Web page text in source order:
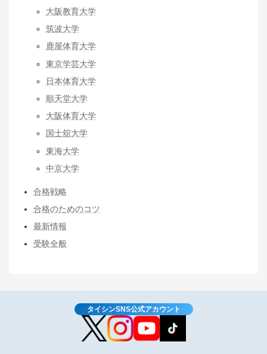
大阪教育大学
筑波大学
鹿屋体育大学
東京学芸大学
日本体育大学
順天堂大学
大阪体育大学
国士舘大学
東海大学
中京大学
合格戦略
合格のためのコツ
最新情報
受験全般
タイシンSNS公式アカウント